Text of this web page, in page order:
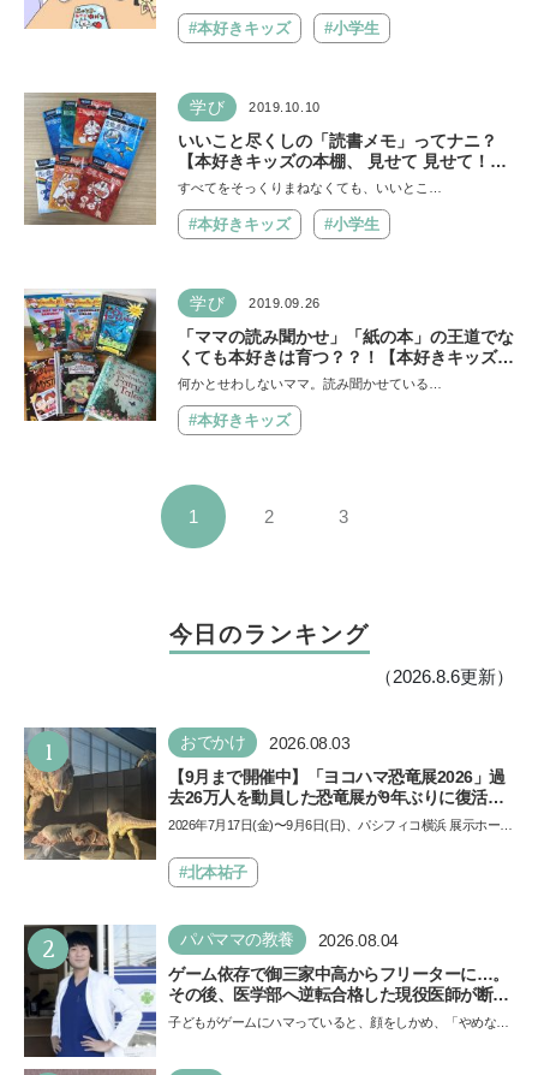
#本好きキッズ #小学生
学び 2019.10.10
いいこと尽くしの「読書メモ」ってナニ？
【本好きキッズの本棚、 見せて 見せて！第
12回】
すべてをそっくりまねなくても、いいとこ…
#本好きキッズ #小学生
学び 2019.09.26
「ママの読み聞かせ」「紙の本」の王道でな
くても本好きは育つ？？！【本好きキッズの
本棚、 見せて 見せて！第11回】
何かとせわしないママ。読み聞かせている…
#本好きキッズ
1 2 3
今日のランキング
（2026.8.6更新）
1 おでかけ 2026.08.03
【9月まで開催中】「ヨコハマ恐竜展2026」過
去26万人を動員した恐竜展が9年ぶりに復活！
夏休みのおでかけで楽しむポイントを完全ガイ
2026年7月17日(金)〜9月6日(日)、パシフィコ横浜 展示ホール
催…
#北本祐子
2 パパママの教養 2026.08.04
ゲーム依存で御三家中高からフリーターに…。
その後、医学部へ逆転合格した現役医師が断言
「ゲームの経験が受験勉強に役立った」そう考
子どもがゲームにハマっていると、顔をしかめ、「やめなさ
い…